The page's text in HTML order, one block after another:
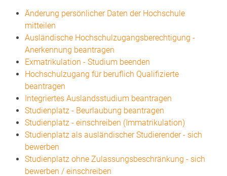
Änderung persönlicher Daten der Hochschule
mitteilen
Ausländische Hochschulzugangsberechtigung -
Anerkennung beantragen
Exmatrikulation - Studium beenden
Hochschulzugang für beruflich Qualifizierte
beantragen
Integriertes Auslandsstudium beantragen
Studienplatz - Beurlaubung beantragen
Studienplatz - einschreiben (Immatrikulation)
Studienplatz als ausländischer Studierender - sich
bewerben
Studienplatz ohne Zulassungsbeschränkung - sich
bewerben / einschreiben